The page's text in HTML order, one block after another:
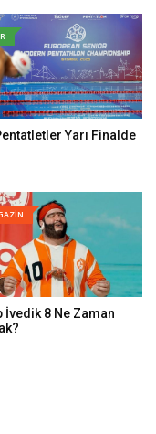
Yarı Finalde
İvedik 8 Ne Zaman